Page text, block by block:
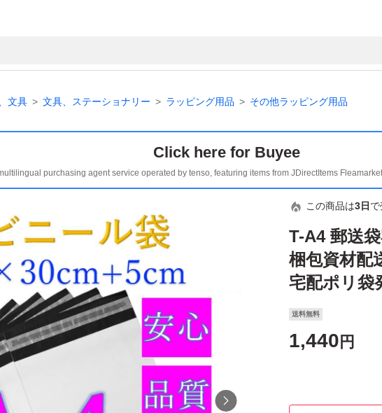
文具 文具、ステーショナリー ラッピング用品 その他ラッピング用品
Click here for Buyee
purchasing agent service operated by tenso, featuring items from JDirectItems
この商品は3日
T-A4 郵送
梱包資材配
宅配ポリ
送料無料
1,440 円